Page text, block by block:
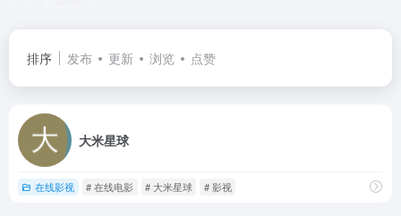
排序 发布 更新 浏览 点赞
大米星球
在线影视 # 在线电影 # 大米星球 # 影视